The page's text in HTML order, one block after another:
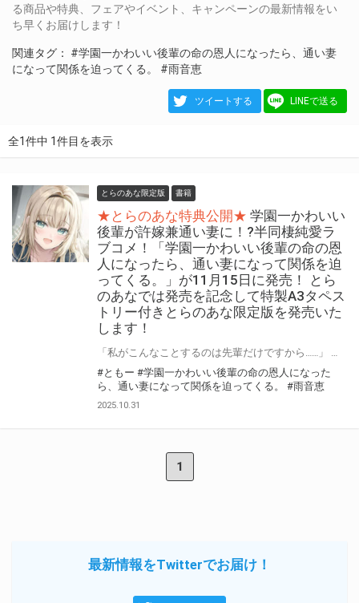
る商品や特典、フェアやイベント、キャンペーンの最新情報をい
ち早くお届けします！
関連タグ： #学園一かわいい後輩の命の恩人になったら、通い妻
になって関係を迫ってくる。
#雨音恵
ツイートする LINEで送る
全1件中 1件目を表示
とらのあな限定版 書籍
★とらのあな特典公開★ 学園一かわいい
後輩が許嫁兼通い妻に！?半同棲純愛ラ
ブコメ！「学園一かわいい後輩の命の恩
人になったら、通い妻になって関係を迫
ってくる。」が11月15日に発売！ とら
のあなでは発売を記念して特製A3タペス
トリー付きとらのあな限定版を発売いた
します！
#ともー #学園一かわいい後輩の命の恩人になった
ら、通い妻になって関係を迫ってくる。
#雨音恵
2025.10.31
1
最新情報をTwitterでお届け！